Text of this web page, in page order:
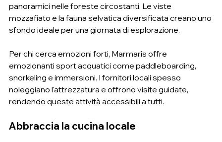
panoramici nelle foreste circostanti. Le viste
mozzafiato e la fauna selvatica diversificata creano uno
sfondo ideale per una giornata di esplorazione.
Per chi cerca emozioni forti, Marmaris offre
emozionanti sport acquatici come paddleboarding,
snorkeling e immersioni. I fornitori locali spesso
noleggiano l'attrezzatura e offrono visite guidate,
rendendo queste attività accessibili a tutti.
Abbraccia la cucina locale